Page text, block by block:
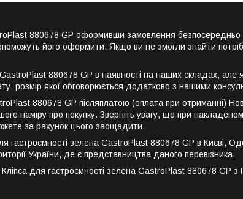
880678 GP оформивши замовлення
його оформити. Якщо ви не змогли знайти
880678 GP в наявності на наших складах, але
розмір якої обговорюється додатково з нашими
880678 GP післяплатою (оплата при отриманні)
наміру про покупку. Зверніть увагу, що при
за рахунок цього заощадити.
зелена GastroPlast 880678 GP в Києві,
України, де є представництва даного перевізника.
для гастроємності зелена GastroPlast 880678 GP з